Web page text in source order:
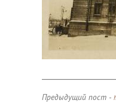
Предыдущий пост -